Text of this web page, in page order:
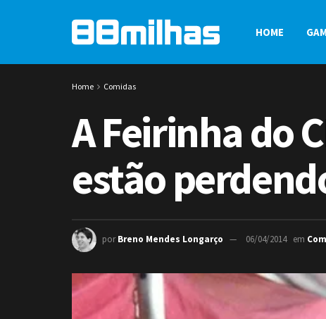
HOME
Home Comidas
A Feirinha do
estão
por Breno Mendes Longarço 06/04/2014 em